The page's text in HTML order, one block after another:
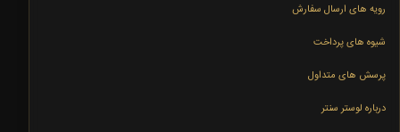
رویه های ارسال سفارش
شیوه های پرداخت
پرسش های متداول
درباره لوستر سنتر